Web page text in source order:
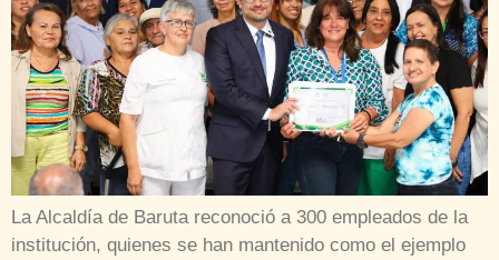
La Alcaldía de Baruta reconoció a 300 empleados de la
institución, quienes se han mantenido como el ejemplo